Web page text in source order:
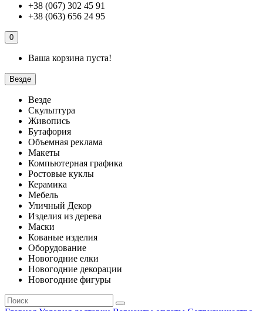
+38 (067) 302 45 91
+38 (063) 656 24 95
0
Ваша корзина пуста!
Везде
Везде
Скульптура
Живопись
Бутафория
Объемная реклама
Макеты
Компьютерная графика
Ростовые куклы
Керамика
Мебель
Уличный Декор
Изделия из дерева
Маски
Кованые изделия
Оборудование
Новогодние елки
Новогодние декорации
Новогодние фигуры